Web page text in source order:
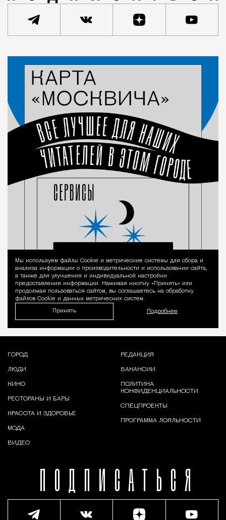
Уведомление
Мы используем файлы Сookie и метрические системы для сбора и
анализа информации о производительности и использовании сайта,
а также для улучшения и индивидуальной настройки
предоставления информации. Нажимая кнопку «Принять» или
продолжая пользоваться сайтом, вы соглашаетесь на обработку
файлов Cookie и данных метрических систем.
Принять Подробнее
ПОДПИСАТЬСЯ
ГОРОД
ЛЮДИ
КИНО
РЕСТОРАНЫ И БАРЫ
КРАСОТА И ЗДОРОВЬЕ
МОДА
ВИДЕО
РЕДАКЦИЯ
ВАКАНСИИ
ПОЛИТИКА
КОНФИДЕНЦИАЛЬНОСТИ
СПЕЦПРОЕКТЫ
ПРОГРАММА ЛОЯЛЬНОСТИ